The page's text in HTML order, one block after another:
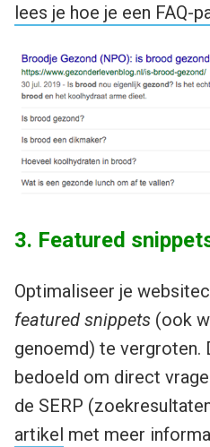
lees je hoe je een FAQ-
3. Featured
Optimaliseer je
featured snippets (ook
genoemd) te vergroten.
bedoeld om direct
de SERP
artikel met meer